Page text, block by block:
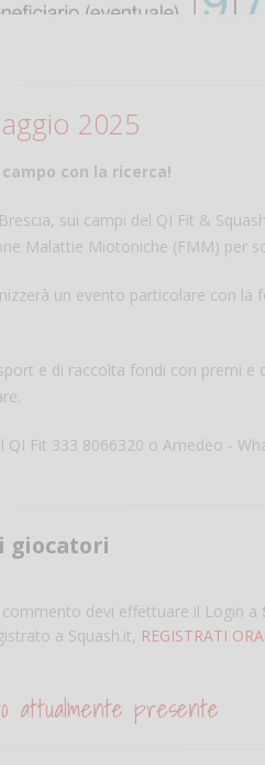
2025
con la ricerca!
sui campi del QI Fit &
Malattie Miotoniche (FMM) per
un evento particolare con
e di raccolta fondi con premi
QI Fit 333 8066320 o Amedeo -
giocatori
devi effettuare il Login a
a Squash.it, REGISTRATI ORA!
attualmente presente